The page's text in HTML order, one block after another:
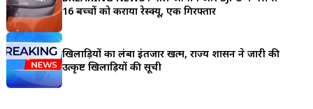
16 बच्चों को कराया रेस्क्यू, एक गिरफ्तार
खिलाड़ियों का लंबा इंतजार खत्म, राज्य शासन ने जारी की
उत्कृष्ट खिलाड़ियों की सूची